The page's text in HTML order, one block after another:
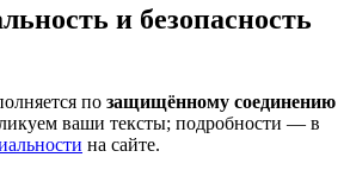
и безопасность
по защищённому соединению
ваши тексты; подробности — в
на сайте.